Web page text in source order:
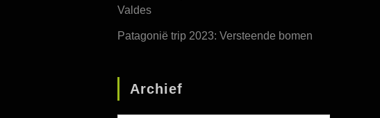
Valdes
Patagonië trip 2023: Versteende bomen
Archief